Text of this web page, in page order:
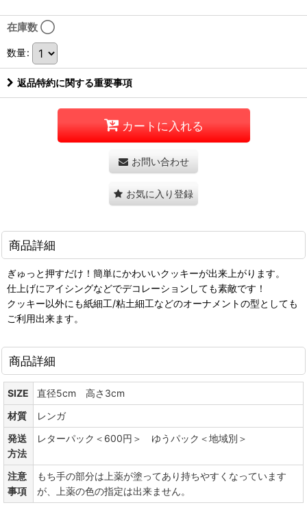
在庫数 ◯
数量:
返品特約に関する重要事項
カートに入れる
お問い合わせ
お気に入り登録
商品詳細
ぎゅっと押すだけ！簡単にかわいいクッキーが出来上がります。
仕上げにアイシングなどでデコレーションしても素敵です！
クッキー以外にも紙細工/粘土細工などのオーナメントの型としても
ご利用出来ます。
商品詳細
SIZE
直径5cm 高さ3cm
材質
レンガ
発送
方法
レターパック＜600円＞ ゆうパック＜地域別＞
注意
事項
もち手の部分は上薬が塗ってあり持ちやすくなっています
が、上薬の色の指定は出来ません。